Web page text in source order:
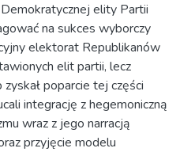
elity Partii
na sukces wyborczy
elektorat Republikanów
elit partii, lecz
zyskał poparcie tej części
integrację z hegemoniczną
wraz z jego narracją
przyjęcie modelu